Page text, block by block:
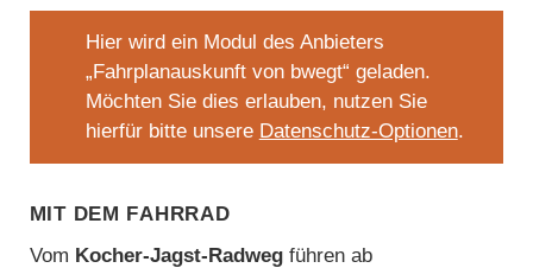
Hier wird ein Modul des Anbieters
„Fahrplanauskunft von bwegt“ geladen.
Möchten Sie dies erlauben, nutzen Sie
hierfür bitte unsere Datenschutz-Optionen.
Mit dem Fahrrad
Vom Kocher-Jagst-Radwegführen ab